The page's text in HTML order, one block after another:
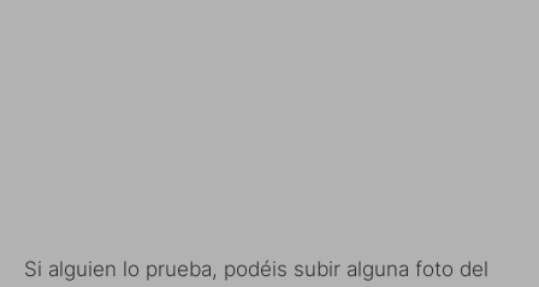
Si alguien lo prueba, podéis subir alguna foto del